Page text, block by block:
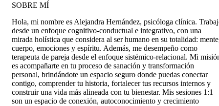
SOBRE MÍ
Hola, mi nombre es Alejandra Hernández, psicóloga clínica.
desde un enfoque cognitivo-conductual e integrativo, con una
mirada holística que considera al ser humano en su totalidad:
cuerpo, emociones y espíritu. Además, me desempeño como
terapeuta de pareja desde el enfoque sistémico-relacional. Mi
es acompañarte en tu proceso de sanación y transformación
personal, brindándote un espacio seguro donde puedas conectar
contigo, comprender tu historia, fortalecer tus recursos internos y
construir una vida más alineada con tu bienestar. Mis sesiones 1:1
son un espacio de conexión, autoconocimiento y crecimiento